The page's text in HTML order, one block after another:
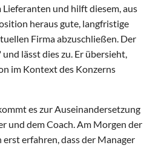
und hilft diesem, aus
heraus gute, langfristige
Firma abzuschließen. Der
lässt dies zu. Er übersieht,
im Kontext des Konzerns
es zur Auseinandersetzung
und dem Coach. Am Morgen der
erfahren, dass der Manager